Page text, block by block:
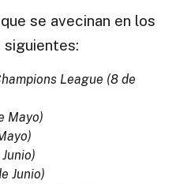
se avecinan en los
siguientes:
League (8 de
Mayo)
Junio)